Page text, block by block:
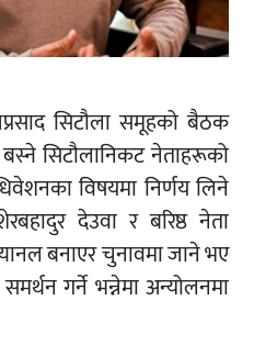
सिटौला समूहको बैठक
सिटौलानिकट नेताहरूको
विषयमा निर्णय लिने
देउवा र बरिष्ठ नेता
बनाएर चुनावमा जाने भए
गर्ने भन्नेमा अन्योलनमा